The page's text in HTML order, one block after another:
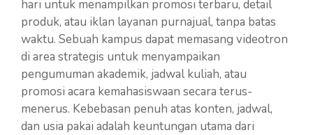
hari untuk menampilkan promosi terbaru, detail
produk, atau iklan layanan purnajual, tanpa batas
waktu. Sebuah kampus dapat memasang videotron
di area strategis untuk menyampaikan
pengumuman akademik, jadwal kuliah, atau
promosi acara kemahasiswaan secara terus-
menerus. Kebebasan penuh atas konten, jadwal,
dan usia pakai adalah keuntungan utama dari